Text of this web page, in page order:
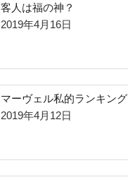
客人は福の神？
2019年4月16日
マーヴェル私的ランキング
2019年4月12日